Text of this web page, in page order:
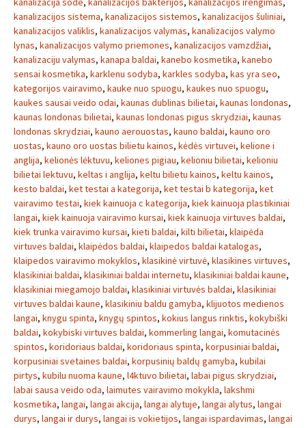
kanalizacijos sistema, kanalizacijos sistemos, kanalizacijos šuliniai,
kanalizacijos valiklis, kanalizacijos valymas, kanalizacijos valymo
lynas, kanalizacijos valymo priemones, kanalizacijos vamzdžiai,
kanalizaciju valymas, kanapa baldai, kanebo kosmetika, kanebo
sensai kosmetika, karklenu sodyba, karkles sodyba, kas yra seo,
kategorijos vairavimo, kauke nuo spuogu, kaukes nuo spuogu,
kaukes sausai veido odai, kaunas dublinas bilietai, kaunas londonas,
kaunas londonas bilietai, kaunas londonas pigus skrydziai, kaunas
londonas skrydziai, kauno aerouostas, kauno baldai, kauno oro
uostas, kauno oro uostas bilietu kainos, kėdės virtuvei, kelione i
anglija, kelionės lėktuvu, keliones pigiau, kelioniu bilietai, kelioniu
bilietai lektuvu, keltas i anglija, keltu bilietu kainos, keltu kainos,
kesto baldai, ket testai a kategorija, ket testai b kategorija, ket
vairavimo testai, kiek kainuoja c kategorija, kiek kainuoja plastikiniai
langai, kiek kainuoja vairavimo kursai, kiek kainuoja virtuves baldai,
kiek trunka vairavimo kursai, kieti baldai, kilti bilietai, klaipėda
virtuves baldai, klaipėdos baldai, klaipedos baldai katalogas,
klaipedos vairavimo mokyklos, klasikinė virtuvė, klasikines virtuves,
klasikiniai baldai, klasikiniai baldai internetu, klasikiniai baldai kaune,
klasikiniai miegamojo baldai, klasikiniai virtuvės baldai, klasikiniai
virtuves baldai kaune, klasikiniu baldu gamyba, klijuotos medienos
langai, knygu spinta, knygų spintos, kokius langus rinktis, kokybiški
baldai, kokybiski virtuves baldai, kommerling langai, komutacinės
spintos, koridoriaus baldai, koridoriaus spinta, korpusiniai baldai,
korpusiniai svetaines baldai, korpusinių baldų gamyba, kubilai
pirtys, kubilu nuoma kaune, l4ktuvo bilietai, labai pigus skrydziai,
labai sausa veido oda, laimutes vairavimo mokykla, lakshmi
kosmetika, langai, langai akcija, langai alytuje, langai alytus, langai
durys, langai ir durys, langai is vokietijos, langai ispardavimas, langai